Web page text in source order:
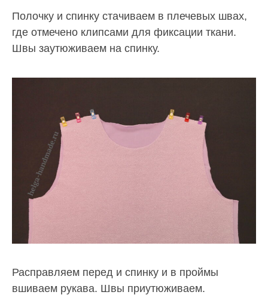
Полочку и спинку стачиваем в плечевых швах,
где отмечено клипсами для фиксации ткани.
Швы заутюживаем на спинку.
Расправляем перед и спинку и в проймы
вшиваем рукава. Швы приутюживаем.